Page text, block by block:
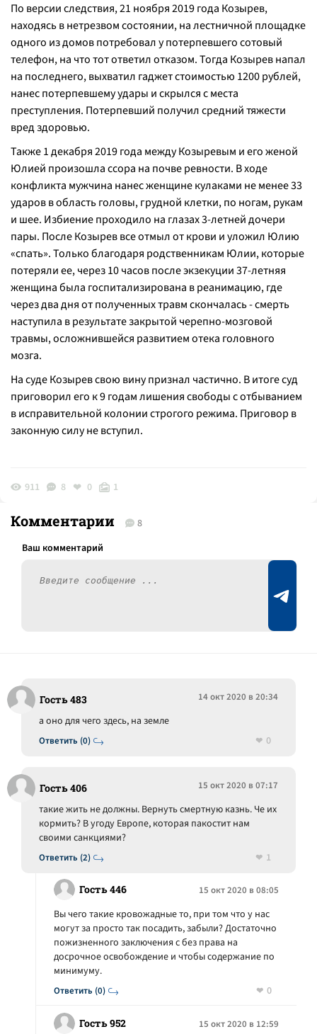
По версии следствия, 21 ноября 2019 года Козырев,
находясь в нетрезвом состоянии, на лестничной площадке
одного из домов потребовал у потерпевшего сотовый
телефон, на что тот ответил отказом. Тогда Козырев напал
на последнего, выхватил гаджет стоимостью 1200 рублей,
нанес потерпевшему удары и скрылся с места
преступления. Потерпевший получил средний тяжести
вред здоровью.
Также 1 декабря 2019 года между Козыревым и его женой
Юлией произошла ссора на почве ревности. В ходе
конфликта мужчина нанес женщине кулаками не менее 33
ударов в область головы, грудной клетки, по ногам, рукам
и шее. Избиение проходило на глазах 3-летней дочери
пары. После Козырев все отмыл от крови и уложил Юлию
«спать». Только благодаря родственникам Юлии, которые
потеряли ее, через 10 часов после экзекуции 37-летняя
женщина была госпитализирована в реанимацию, где
через два дня от полученных травм скончалась - смерть
наступила в результате закрытой черепно-мозговой
травмы, осложнившейся развитием отека головного
мозга.
На суде Козырев свою вину признал частично. В итоге суд
приговорил его к 9 годам лишения свободы с отбыванием
в исправительной колонии строгого режима. Приговор в
законную силу не вступил.
911 8 0 1
Комментарии 8
Гость 483 14 окт 2020 в 20:34
Ответить (0)
а оно для чего здесь, на земле
0
Гость 406 15 окт 2020 в 07:17
Ответить (2)
такие жить не должны. Вернуть смертную казнь. Че их
кормить? В угоду Европе, которая пакостит нам
своими санкциями?
1
Гость 446 15 окт 2020 в 08:05
Ответить (0)
Вы чего такие кровожадные то, при том что у нас
могут за просто так посадить, забыли? Достаточно
пожизненного заключения с без права на
досрочное освобождение и чтобы содержание по
минимуму.
0
Гость 952 15 окт 2020 в 12:59